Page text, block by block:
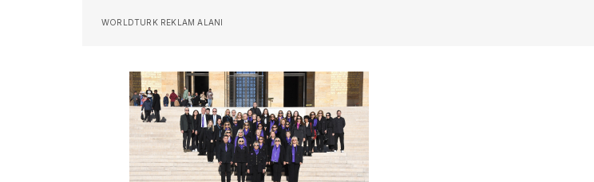
WORLDTURK REKLAM ALANI